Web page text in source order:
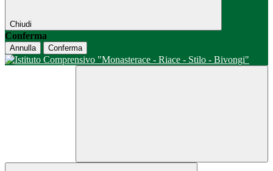
Chiudi
Conferma
Annulla Conferma